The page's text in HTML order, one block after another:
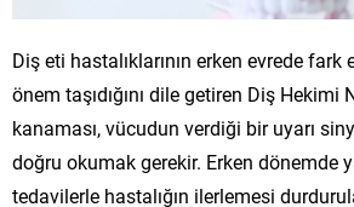
Diş eti hastalıklarının erken evrede
önem taşıdığını dile getiren Diş Hekimi
kanaması, vücudun verdiği bir uyarı
doğru okumak gerekir. Erken dönemde
tedavilerle hastalığın ilerlemesi